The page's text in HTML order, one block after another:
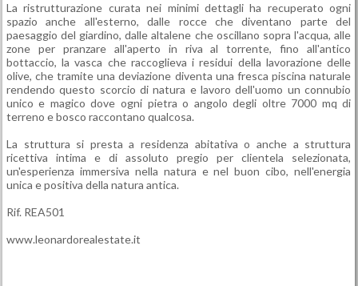
La ristrutturazione curata nei minimi dettagli ha recuperato ogni
spazio anche all'esterno, dalle rocce che diventano parte del
paesaggio del giardino, dalle altalene che oscillano sopra l'acqua, alle
zone per pranzare all'aperto in riva al torrente, fino all'antico
bottaccio, la vasca che raccoglieva i residui della lavorazione delle
olive, che tramite una deviazione diventa una fresca piscina naturale
rendendo questo scorcio di natura e lavoro dell'uomo un connubio
unico e magico dove ogni pietra o angolo degli oltre 7000 mq di
terreno e bosco raccontano qualcosa.
La struttura si presta a residenza abitativa o anche a struttura
ricettiva intima e di assoluto pregio per clientela selezionata,
un'esperienza immersiva nella natura e nel buon cibo, nell'energia
unica e positiva della natura antica.
Rif. REA501
www.leonardorealestate.it